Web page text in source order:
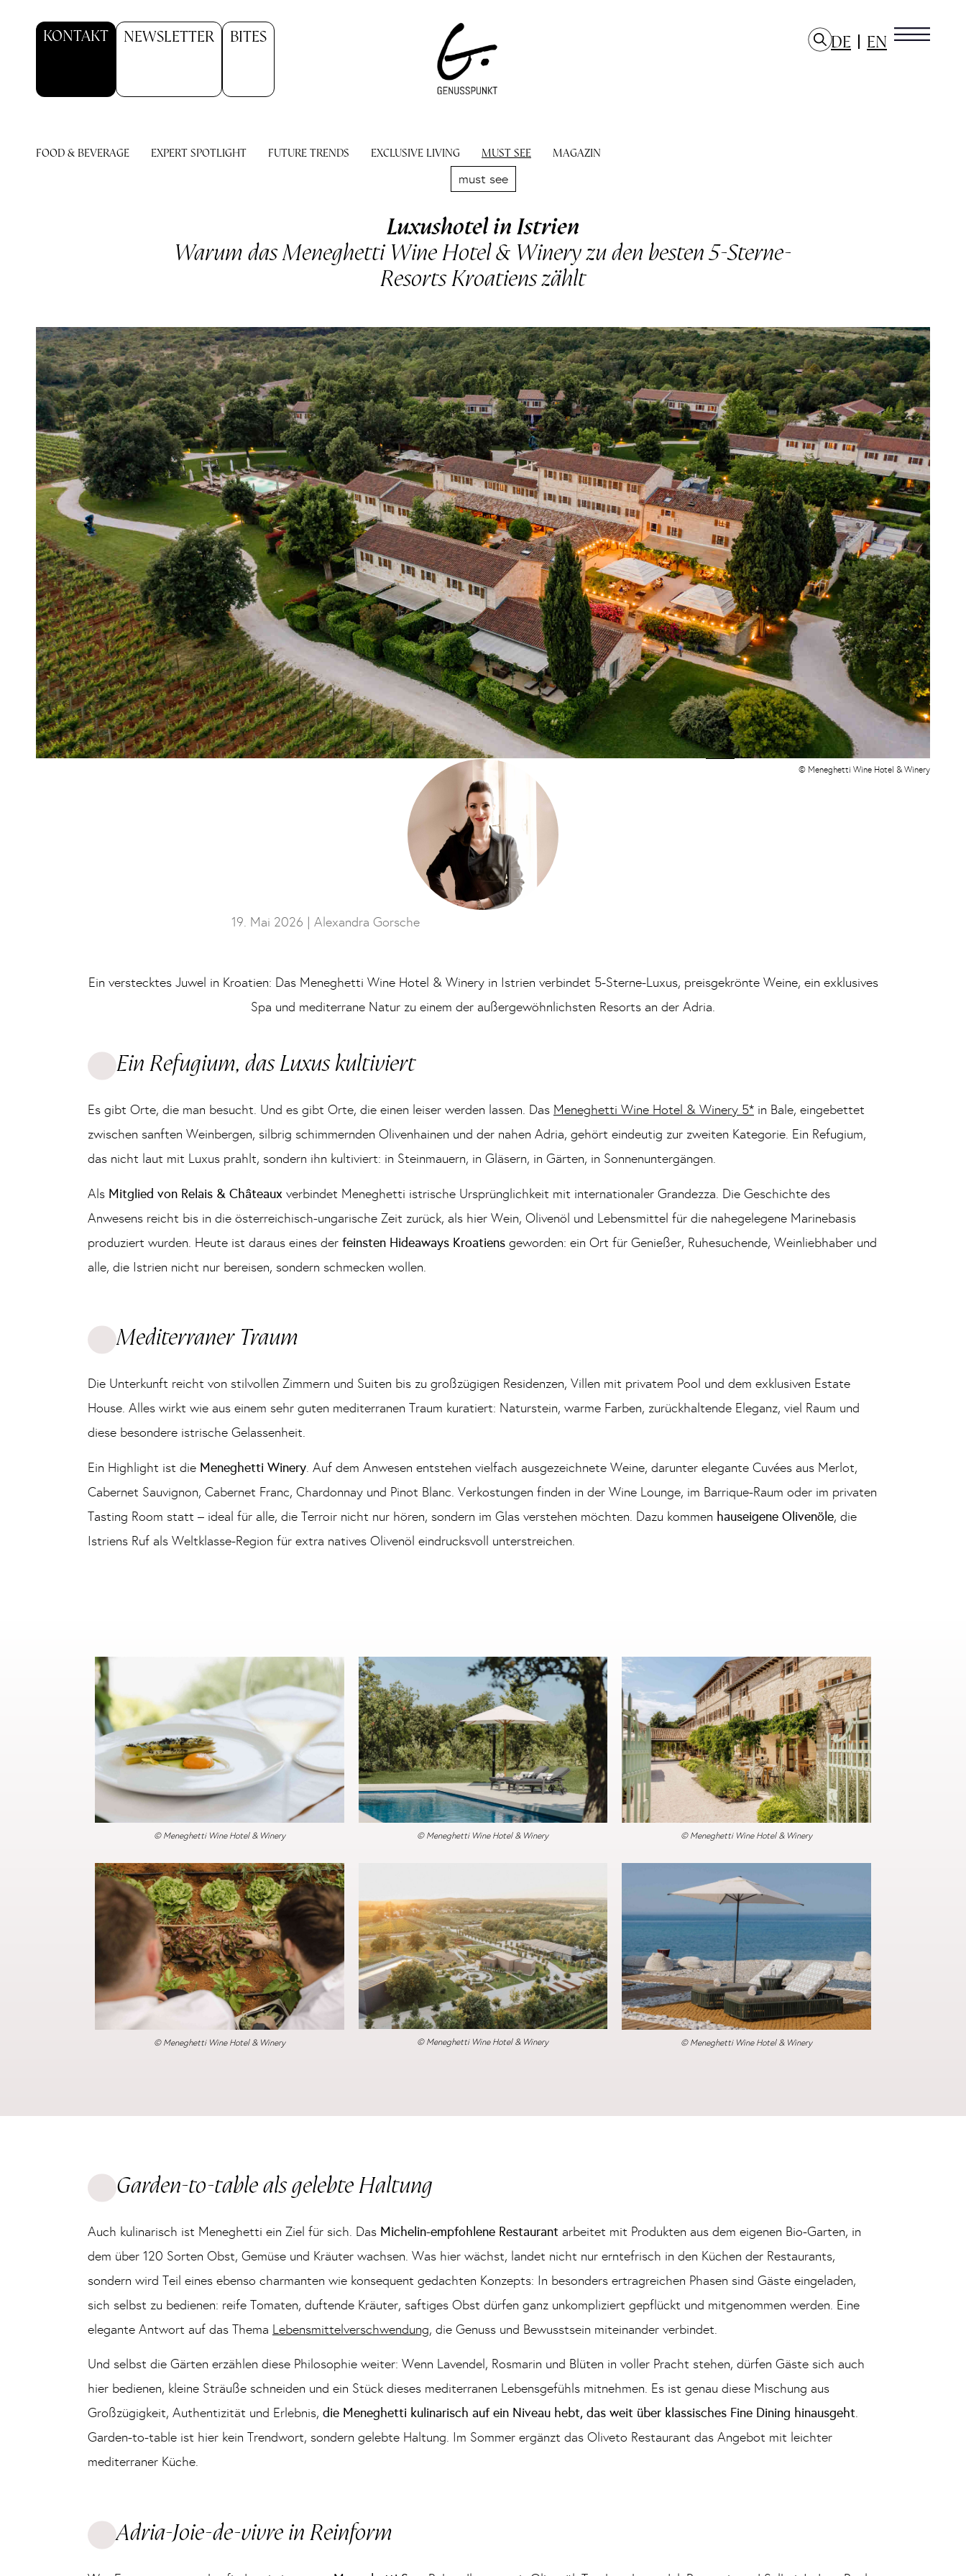
KONTAKT NEWSLETTER BITES DE EN
FOOD & BEVERAGE EXPERT SPOTLIGHT FUTURE TRENDS EXCLUSIVE LIVING MUST SEE MAGAZIN
must see
Luxushotel in Istrien
Warum das Meneghetti Wine Hotel & Winery zu den besten 5-Sterne-
Resorts Kroatiens zählt
© Meneghetti Wine Hotel & Winery
19. Mai 2026 | Alexandra Gorsche
Ein verstecktes Juwel in Kroatien: Das Meneghetti Wine Hotel & Winery in Istrien verbindet 5-Sterne-Luxus, preisgekrönte Weine, ein exklusives
Spa und mediterrane Natur zu einem der außergewöhnlichsten Resorts an der Adria.
Ein Refugium, das Luxus kultiviert
Es gibt Orte, die man besucht. Und es gibt Orte, die einen leiser werden lassen. Das Meneghetti Wine Hotel & Winery 5* in Bale, eingebettet
zwischen sanften Weinbergen, silbrig schimmernden Olivenhainen und der nahen Adria, gehört eindeutig zur zweiten Kategorie. Ein Refugium,
das nicht laut mit Luxus prahlt, sondern ihn kultiviert: in Steinmauern, in Gläsern, in Gärten, in Sonnenuntergängen.
Als Mitglied von Relais & Châteaux verbindet Meneghetti istrische Ursprünglichkeit mit internationaler Grandezza. Die Geschichte des
Anwesens reicht bis in die österreichisch-ungarische Zeit zurück, als hier Wein, Olivenöl und Lebensmittel für die nahegelegene Marinebasis
produziert wurden. Heute ist daraus eines der feinsten Hideaways Kroatiens geworden: ein Ort für Genießer, Ruhesuchende, Weinliebhaber und
alle, die Istrien nicht nur bereisen, sondern schmecken wollen.
Mediterraner Traum
Die Unterkunft reicht von stilvollen Zimmern und Suiten bis zu großzügigen Residenzen, Villen mit privatem Pool und dem exklusiven Estate
House. Alles wirkt wie aus einem sehr guten mediterranen Traum kuratiert: Naturstein, warme Farben, zurückhaltende Eleganz, viel Raum und
diese besondere istrische Gelassenheit.
Ein Highlight ist die Meneghetti Winery. Auf dem Anwesen entstehen vielfach ausgezeichnete Weine, darunter elegante Cuvées aus Merlot,
Cabernet Sauvignon, Cabernet Franc, Chardonnay und Pinot Blanc. Verkostungen finden in der Wine Lounge, im Barrique-Raum oder im privaten
Tasting Room statt – ideal für alle, die Terroir nicht nur hören, sondern im Glas verstehen möchten. Dazu kommen hauseigene Olivenöle, die
Istriens Ruf als Weltklasse-Region für extra natives Olivenöl eindrucksvoll unterstreichen.
© Meneghetti Wine Hotel & Winery © Meneghetti Wine Hotel & Winery © Meneghetti Wine Hotel & Winery
© Meneghetti Wine Hotel & Winery © Meneghetti Wine Hotel & Winery © Meneghetti Wine Hotel & Winery
Garden-to-table als gelebte Haltung
Auch kulinarisch ist Meneghetti ein Ziel für sich. Das Michelin-empfohlene Restaurant arbeitet mit Produkten aus dem eigenen Bio-Garten, in
dem über 120 Sorten Obst, Gemüse und Kräuter wachsen. Was hier wächst, landet nicht nur erntefrisch in den Küchen der Restaurants,
sondern wird Teil eines ebenso charmanten wie konsequent gedachten Konzepts: In besonders ertragreichen Phasen sind Gäste eingeladen,
sich selbst zu bedienen: reife Tomaten, duftende Kräuter, saftiges Obst dürfen ganz unkompliziert gepflückt und mitgenommen werden. Eine
elegante Antwort auf das Thema Lebensmittelverschwendung, die Genuss und Bewusstsein miteinander verbindet.
Und selbst die Gärten erzählen diese Philosophie weiter: Wenn Lavendel, Rosmarin und Blüten in voller Pracht stehen, dürfen Gäste sich auch
hier bedienen, kleine Sträuße schneiden und ein Stück dieses mediterranen Lebensgefühls mitnehmen. Es ist genau diese Mischung aus
Großzügigkeit, Authentizität und Erlebnis, die Meneghetti kulinarisch auf ein Niveau hebt, das weit über klassisches Fine Dining hinausgeht.
Garden-to-table ist hier kein Trendwort, sondern gelebte Haltung. Im Sommer ergänzt das Oliveto Restaurant das Angebot mit leichter
mediterraner Küche.
Adria-Joie-de-vivre in Reinform